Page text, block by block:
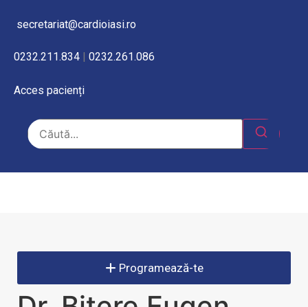
secretariat@cardioiasi.ro
0232.211.834 0232.261.086
Acces pacienți
Programează-te